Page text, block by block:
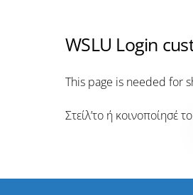
WSLU Login
This page is needed for